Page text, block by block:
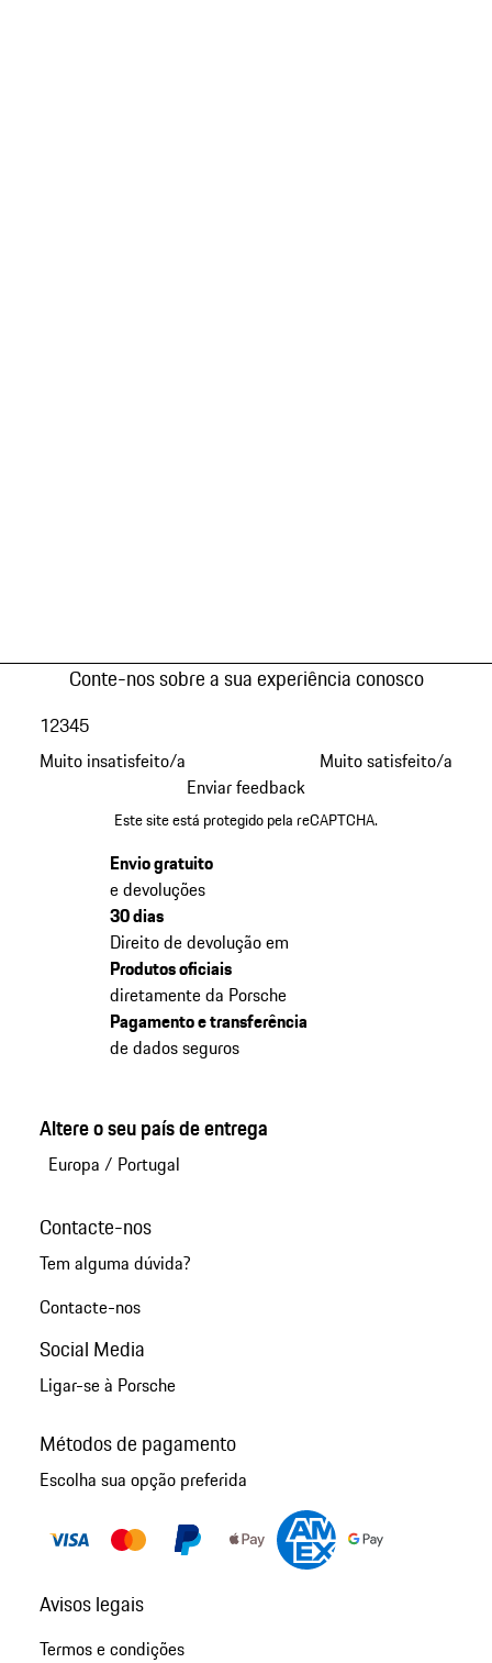
Conte-nos sobre a sua experiência conosco
Muito insatisfeito/a
12345
Muito satisfeito/a
Enviar feedback
Este site está protegido pela reCAPTCHA.
Envio gratuito
e devoluções
30 dias
Direito de devolução em
Produtos oficiais
diretamente da Porsche
Pagamento e transferência
de dados seguros
Altere o seu país de entrega
Europa / Portugal
Contacte-nos
Tem alguma dúvida?
Contacte-nos
Social Media
Ligar-se à Porsche
Métodos de pagamento
Escolha sua opção preferida
Avisos legais
Termos e condições